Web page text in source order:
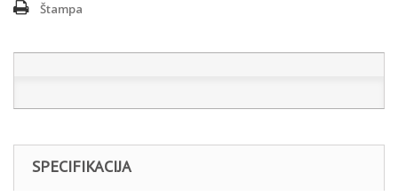
Štampa
SPECIFIKACIJA